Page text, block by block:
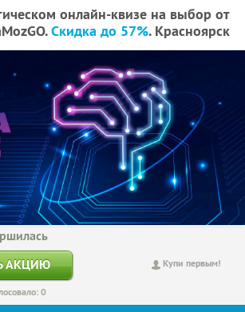
онлайн-квизе на выбор от
Скидка до 57%. Красноярск
Купи первым!
АКЦИЮ
0